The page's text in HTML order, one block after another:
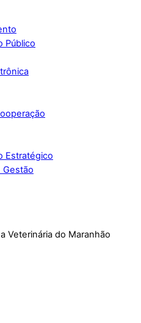
Público
Estratégico
Gestão
Veterinária do Maranhão